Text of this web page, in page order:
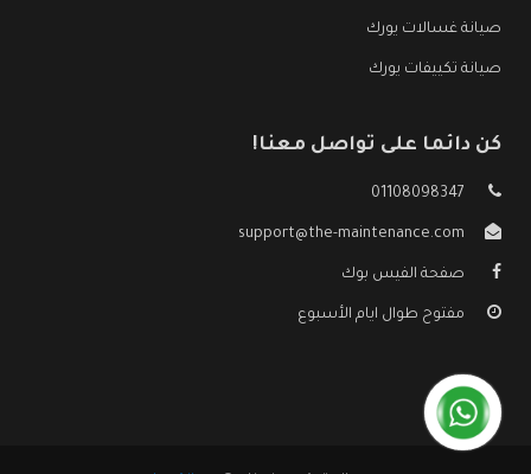
صيانة غسالات يورك
صيانة تكييفات يورك
كن دائما على تواصل معنا!
01108098347
support@the-maintenance.com
صفحة الفيس بوك
مفتوح طوال ايام الأسبوع